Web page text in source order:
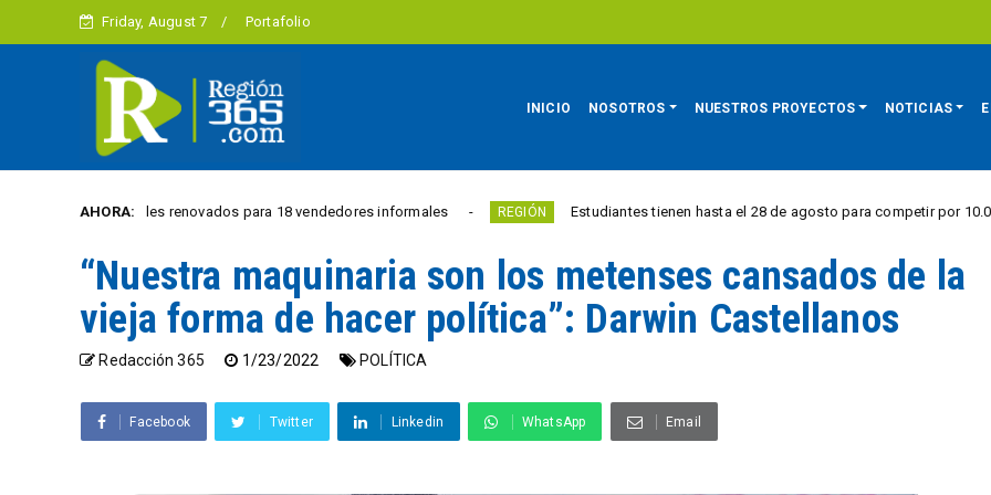
Friday, August 7 Portafolio
INICIO NOSOTROS NUESTROS PROYECTOS NOTICIAS
AHORA:
renovados para 18 vendedores informales REGIÓN Estudiantes tienen hasta el 28 de agosto para competir por 10.000 euros
“Nuestra maquinaria son los metenses cansados de la
vieja forma de hacer política”: Darwin Castellanos
Redacción 365 1/23/2022 POLÍTICA
Facebook Twitter Linkedin WhatsApp Email